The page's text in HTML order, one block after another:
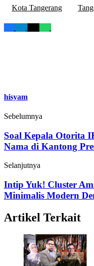
Kota Tangerang
hisyam
Sebelumnya
Soal Kepala Otorita
Nama di Kantong
Selanjutnya
Intip Yuk! Cluster
Minimalis Modern
Artikel Terkait